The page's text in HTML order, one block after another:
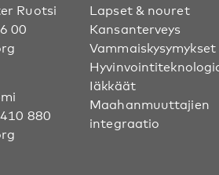
Ruotsi
00
880
Lapset & nouret
Kansanterveys
Vammaiskysymykset
Iäkkäät
Maahanmuuttajien
integraatio